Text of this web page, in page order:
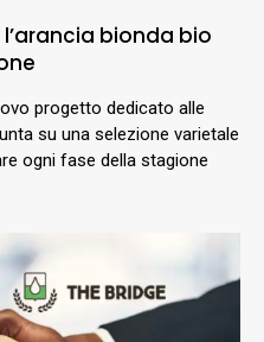
l’arancia bionda bio
progetto dedicato alle
su una selezione varietale
ogni fase della stagione